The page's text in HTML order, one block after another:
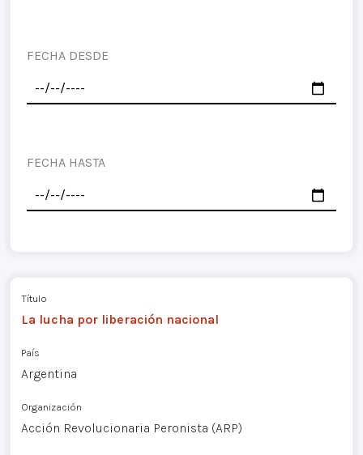
FECHA DESDE
FECHA HASTA
Título
La lucha por liberación nacional
País
Argentina
Organización
Acción Revolucionaria Peronista (ARP)